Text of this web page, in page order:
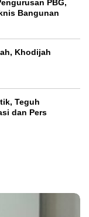
PBG,
Bangunan
Khodijah
Teguh
dan Pers